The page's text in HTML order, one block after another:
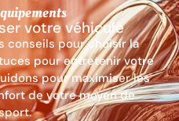
votre véhicule
conseils pour choisir la
pour entretenir votre
pour maximiser les
de votre moyen de